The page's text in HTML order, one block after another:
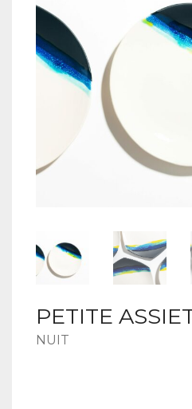
INSTAGRAM
CONTACT
PETITE
NUIT